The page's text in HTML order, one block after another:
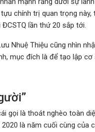
chính trị quan trọng
lần thứ 20 sắp tới.
Nhuệ Thiệu cũng nhìn
mục đích là để tạo lập
gọi là thoát nghèo toàn
là năm cuối cùng